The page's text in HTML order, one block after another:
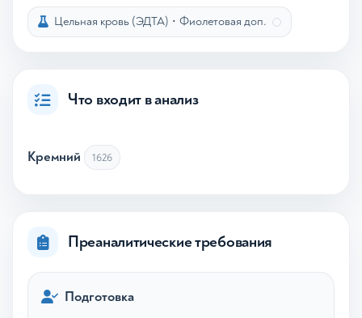
Цельная кровь (ЭДТА) • Фиолетовая доп.
Что входит в анализ
Кремний 1626
Преаналитические требования
Подготовка